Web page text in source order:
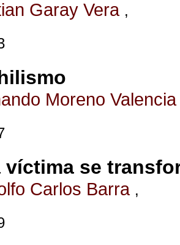
Garay Vera ,
Moreno
víctima se
Carlos Barra ,